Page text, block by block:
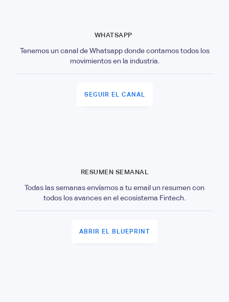
WHATSAPP
Tenemos un canal de Whatsapp donde contamos todos los
movimientos en la industria.
SEGUIR EL CANAL
RESUMEN SEMANAL
Todas las semanas envíamos a tu email un resumen con
todos los avances en el ecosistema Fintech.
ABRIR EL BLUEPRINT